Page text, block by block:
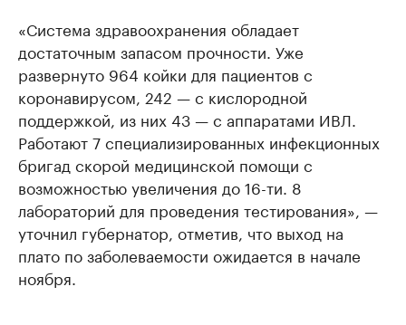
«Система здравоохранения обладает
достаточным запасом прочности. Уже
развернуто 964 койки для пациентов с
коронавирусом, 242 — с кислородной
поддержкой, из них 43 — с аппаратами ИВЛ.
Работают 7 специализированных инфекционных
бригад скорой медицинской помощи с
возможностью увеличения до 16-ти. 8
лабораторий для проведения тестирования», —
уточнил губернатор, отметив, что выход на
плато по заболеваемости ожидается в начале
ноября.